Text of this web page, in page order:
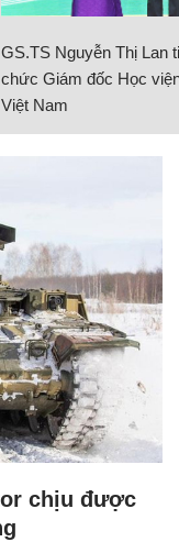
GS.TS Nguyễn Thị Lan
chức Giám đốc Học
Việt Nam
chịu được